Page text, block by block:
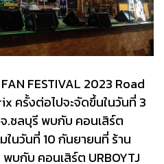
FESTIVAL 2023 Road
ครั้งต่อไปจะจัดขึ้นในวันที่ 3
.ชลบุรี พบกับ คอนเสิร์ต
ในวันที่ 10 กันยายนที่ ร้าน
บกับ คอนเสิร์ต URBOYTJ